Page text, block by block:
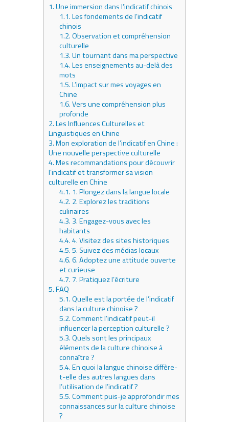
1.Une immersion dans l’indicatif chinois
1.1.Les fondements de l’indicatif
chinois
1.2.Observation et compréhension
culturelle
1.3.Un tournant dans ma perspective
1.4.Les enseignements au-delà des
mots
1.5.L’impact sur mes voyages en
Chine
1.6.Vers une compréhension plus
profonde
2.Les Influences Culturelles et
Linguistiques en Chine
3.Mon exploration de l’indicatif en Chine :
Une nouvelle perspective culturelle
4.Mes recommandations pour découvrir
l’indicatif et transformer sa vision
culturelle en Chine
4.1. 1. Plongez dans la langue locale
4.2. 2. Explorez les traditions
culinaires
4.3. 3. Engagez-vous avec les
habitants
4.4.4. Visitez des sites historiques
4.5.5. Suivez des médias locaux
4.6.6. Adoptez une attitude ouverte
et curieuse
4.7. 7. Pratiquez l’écriture
5.FAQ
5.1.Quelle est la portée de l’indicatif
dans la culture chinoise ?
5.2.Comment l’indicatif peut-il
influencer la perception culturelle ?
5.3.Quels sont les principaux
éléments de la culture chinoise à
connaître ?
5.4.En quoi la langue chinoise diffère-
t-elle des autres langues dans
l’utilisation de l’indicatif ?
5.5.Comment puis-je approfondir mes
connaissances sur la culture chinoise
?